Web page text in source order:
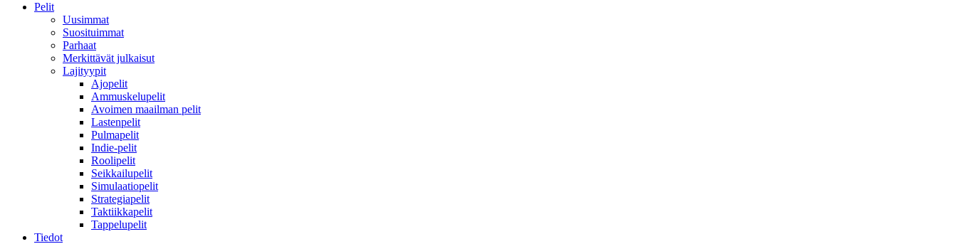
Pelit
Uusimmat
Suosituimmat
Parhaat
Merkittävät julkaisut
Lajityypit
Ajopelit
Ammuskelupelit
Avoimen maailman pelit
Lastenpelit
Pulmapelit
Indie-pelit
Roolipelit
Seikkailupelit
Simulaatiopelit
Strategiapelit
Taktiikkapelit
Tappelupelit
Tiedot